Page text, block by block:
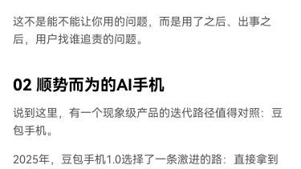
这不是能不能让你用的问题，而是用了之后、出事之
后，用户找谁追责的问题。
02 顺势而为的AI手机
说到这里，有一个现象级产品的迭代路径值得对照：豆
包手机。
2025年，豆包手机1.0选择了一条激进的路：直接拿到